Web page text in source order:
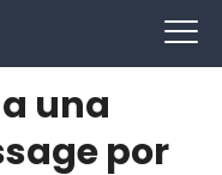
una
por